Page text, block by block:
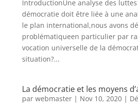
IntroductionUne analyse des
démocratie doit être liée à une
le plan international,nous avons
problématiqueen particulier par
vocation universelle de la
situation?...
La démocratie et les moyens
par webmaster| Nov 10, 2020|